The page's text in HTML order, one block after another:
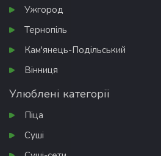
Ужгород
Тернопіль
Кам'янець-Подільський
Вінниця
Улюблені категорії
Піца
Суші